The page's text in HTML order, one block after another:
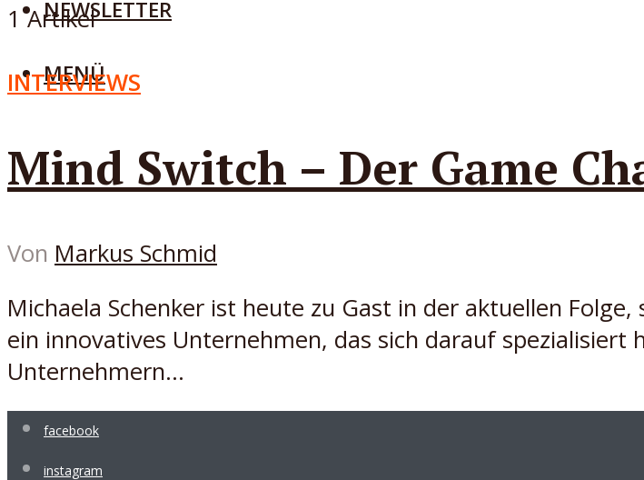
NEWSLETTER
MENÜ
1 Artikel
INTERVIEWS
Mind Switch – Der Game
Von Markus Schmid
Michaela Schenker ist heute zu Gast in der aktuellen
ein innovatives Unternehmen, das sich darauf spezialisiert
Unternehmern...
facebook
instagram